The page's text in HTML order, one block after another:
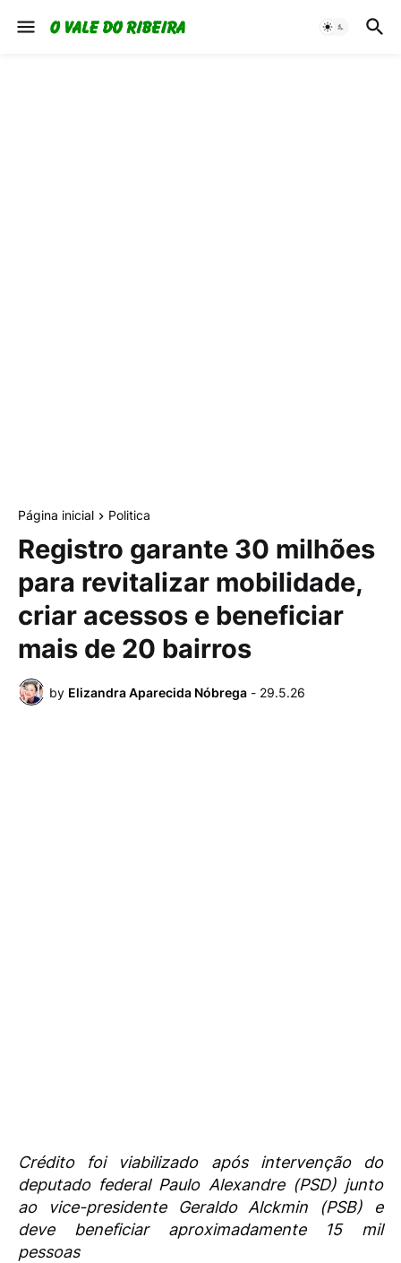
Página inicial Politica
Registro garante 30 milhões
para revitalizar mobilidade,
criar acessos e beneficiar
mais de 20 bairros
by Elizandra Aparecida Nóbrega - 29.5.26
Crédito foi viabilizado após intervenção do
deputado federal Paulo Alexandre (PSD) junto
ao vice-presidente Geraldo Alckmin (PSB) e
deve beneficiar aproximadamente 15 mil
pessoas